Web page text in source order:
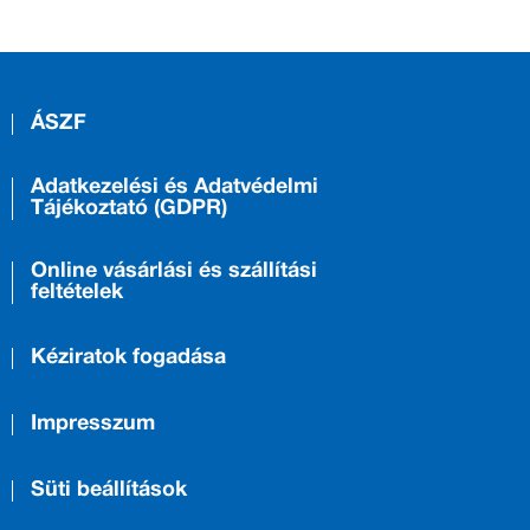
ÁSZF
Adatkezelési és Adatvédelmi
Tájékoztató (GDPR)
Online vásárlási és szállítási
feltételek
Kéziratok fogadása
Impresszum
Süti beállítások